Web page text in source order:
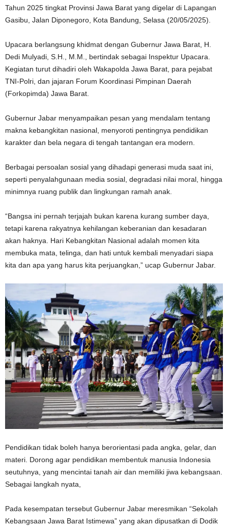
Tahun 2025 tingkat Provinsi Jawa Barat yang digelar di Lapangan
Gasibu, Jalan Diponegoro, Kota Bandung, Selasa (20/05/2025).
Upacara berlangsung khidmat dengan Gubernur Jawa Barat, H.
Dedi Mulyadi, S.H., M.M., bertindak sebagai Inspektur Upacara.
Kegiatan turut dihadiri oleh Wakapolda Jawa Barat, para pejabat
TNI-Polri, dan jajaran Forum Koordinasi Pimpinan Daerah
(Forkopimda) Jawa Barat.
Gubernur Jabar menyampaikan pesan yang mendalam tentang
makna kebangkitan nasional, menyoroti pentingnya pendidikan
karakter dan bela negara di tengah tantangan era modern.
Berbagai persoalan sosial yang dihadapi generasi muda saat ini,
seperti penyalahgunaan media sosial, degradasi nilai moral, hingga
minimnya ruang publik dan lingkungan ramah anak.
“Bangsa ini pernah terjajah bukan karena kurang sumber daya,
tetapi karena rakyatnya kehilangan keberanian dan kesadaran
akan haknya. Hari Kebangkitan Nasional adalah momen kita
membuka mata, telinga, dan hati untuk kembali menyadari siapa
kita dan apa yang harus kita perjuangkan,” ucap Gubernur Jabar.
Pendidikan tidak boleh hanya berorientasi pada angka, gelar, dan
materi. Dorong agar pendidikan membentuk manusia Indonesia
seutuhnya, yang mencintai tanah air dan memiliki jiwa kebangsaan.
Sebagai langkah nyata,
Pada kesempatan tersebut Gubernur Jabar meresmikan “Sekolah
Kebangsaan Jawa Barat Istimewa” yang akan dipusatkan di Dodik